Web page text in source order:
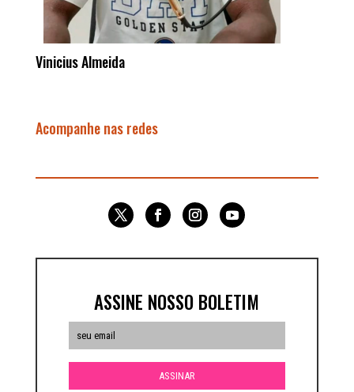
Vinicius Almeida
Acompanhe nas redes
ASSINE NOSSO BOLETIM